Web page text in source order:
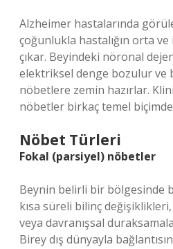
Alzheimer hastalarında
çoğunlukla hastalığın orta
çıkar. Beyindeki nöronal
elektriksel denge bozulur ve
nöbetlere zemin hazırlar.
nöbetler birkaç temel biçimde
Nöbet Türleri
Fokal (parsiyel) nöbetler
Beynin belirli bir bölgesinde
kısa süreli bilinç
veya davranışsal
Birey dış dünyayla